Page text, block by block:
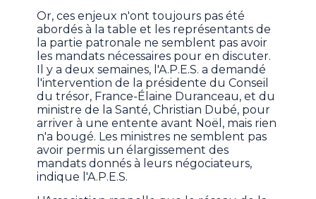
Or, ces enjeux n'ont toujours pas été
abordés à la table et les représentants de
la partie patronale ne semblent pas avoir
les mandats nécessaires pour en discuter.
Il y a deux semaines, l'A.P.E.S. a demandé
l'intervention de la présidente du Conseil
du trésor, France-Élaine Duranceau, et du
ministre de la Santé, Christian Dubé, pour
arriver à une entente avant Noël, mais rien
n'a bougé. Les ministres ne semblent pas
avoir permis un élargissement des
mandats donnés à leurs négociateurs,
indique l'A.P.E.S.